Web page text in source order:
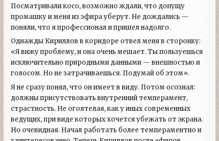
Посматривали косо, возможно ждали, что допущу
промашку и меня из эфира уберут. Не дождались —
поняли, что я профессионал и пришел надолго.
Однажды Кириллов в коридоре отвел меня в сторонку:
«Я вижу проблему, и она очень мешает. Ты пользуешься
исключительно природными данными — внешностью и
голосом. Но не затрачиваешься. Подумай об этом».
Я не сразу понял, что он имеет в виду. Потом осознал:
должны присутствовать внутренний темперамент,
страстность. Не оголтелая, как у иных современных
ведущих, при виде которых хочется убежать от экрана.
Но очевидная. Начал работать более темпераментно и